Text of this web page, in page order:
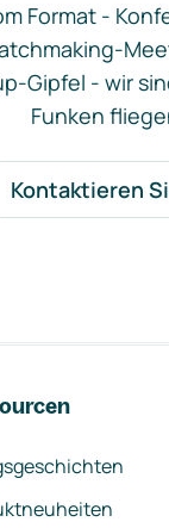
Format -
Gipfel - wir
Funken
Kontaktieren